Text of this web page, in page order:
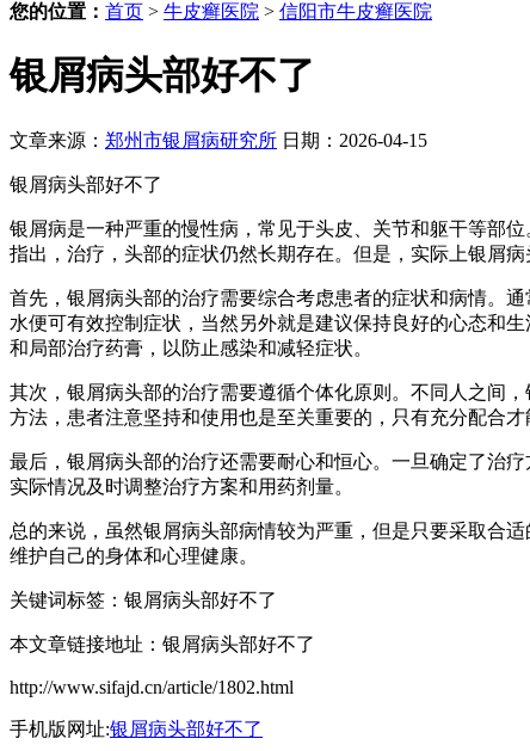
您的位置： 首页 > 牛皮癣医院 > 信阳市牛皮癣医院
银屑病头部好不了
文章来源： 郑州市银屑病研究所 日期：2026-04-15
银屑病头部好不了
银屑病是一种严重的慢性病，常见于头皮、关节和躯干等部
指出，治疗，头部的症状仍然长期存在。但是，实际上银屑
首先，银屑病头部的治疗需要综合考虑患者的症状和病情。
水便可有效控制症状，当然另外就是建议保持良好的心态和
和局部治疗药膏，以防止感染和减轻症状。
其次，银屑病头部的治疗需要遵循个体化原则。不同人之间
方法，患者注意坚持和使用也是至关重要的，只有充分配合才
最后，银屑病头部的治疗还需要耐心和恒心。一旦确定了治
实际情况及时调整治疗方案和用药剂量。
总的来说，虽然银屑病头部病情较为严重，但是只要采取合
维护自己的身体和心理健康。
关键词标签：银屑病头部好不了
本文章链接地址：银屑病头部好不了
http://www.sifajd.cn/article/1802.html
手机版网址:银屑病头部好不了